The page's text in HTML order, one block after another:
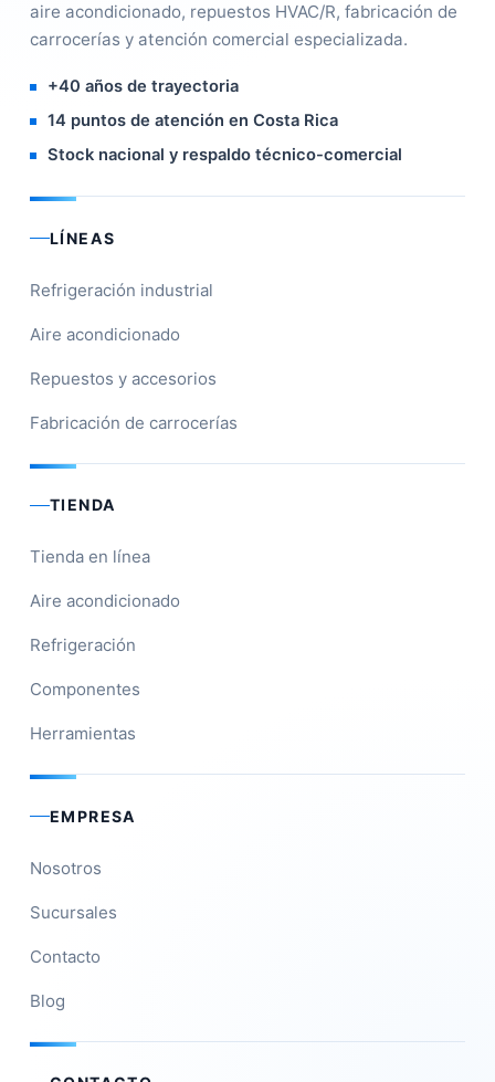
aire acondicionado, repuestos HVAC/R, fabricación de
carrocerías y atención comercial especializada.
+40 años de trayectoria
14 puntos de atención en Costa Rica
Stock nacional y respaldo técnico-comercial
LÍNEAS
Refrigeración industrial
Aire acondicionado
Repuestos y accesorios
Fabricación de carrocerías
TIENDA
Tienda en línea
Aire acondicionado
Refrigeración
Componentes
Herramientas
EMPRESA
Nosotros
Sucursales
Contacto
Blog